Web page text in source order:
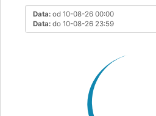
Data: od 10-08-26 00:00
Data: do 10-08-26 23:59